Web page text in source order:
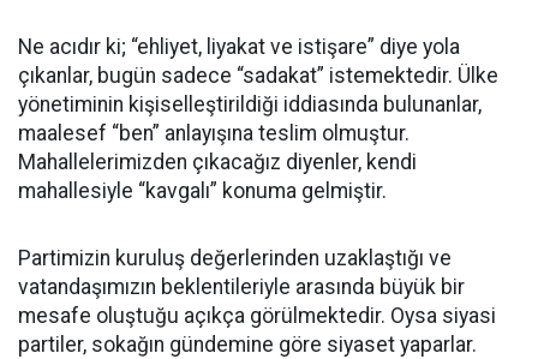
Ne acıdır ki; “ehliyet, liyakat ve istişare” diye yola
çıkanlar, bugün sadece “sadakat” istemektedir. Ülke
yönetiminin kişiselleştirildiği iddiasında bulunanlar,
maalesef “ben” anlayışına teslim olmuştur.
Mahallelerimizden çıkacağız diyenler, kendi
mahallesiyle “kavgalı” konuma gelmiştir.
Partimizin kuruluş değerlerinden uzaklaştığı ve
vatandaşımızın beklentileriyle arasında büyük bir
mesafe oluştuğu açıkça görülmektedir. Oysa siyasi
partiler, sokağın gündemine göre siyaset yaparlar.